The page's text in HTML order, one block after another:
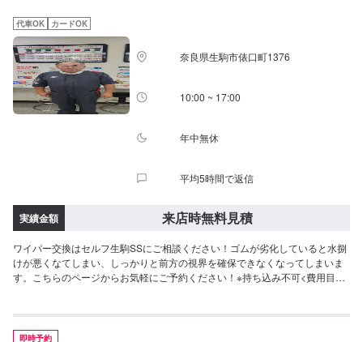
代車OK カードOK
奈良県生駒市俵口町1376
10:00 ~ 17:00
年中無休
平均5時間で返信
実績金額 来店時無料見積
ワイパー交換はセルフ生駒SSにご相談ください！ゴムが劣化していると水捌
けが悪くなてしまい、しっかりと前方の視界を確保できなくなってしまいま
す。こちらのページからお気軽にご予約ください！※持ち込み不可<費用目安
即時予約